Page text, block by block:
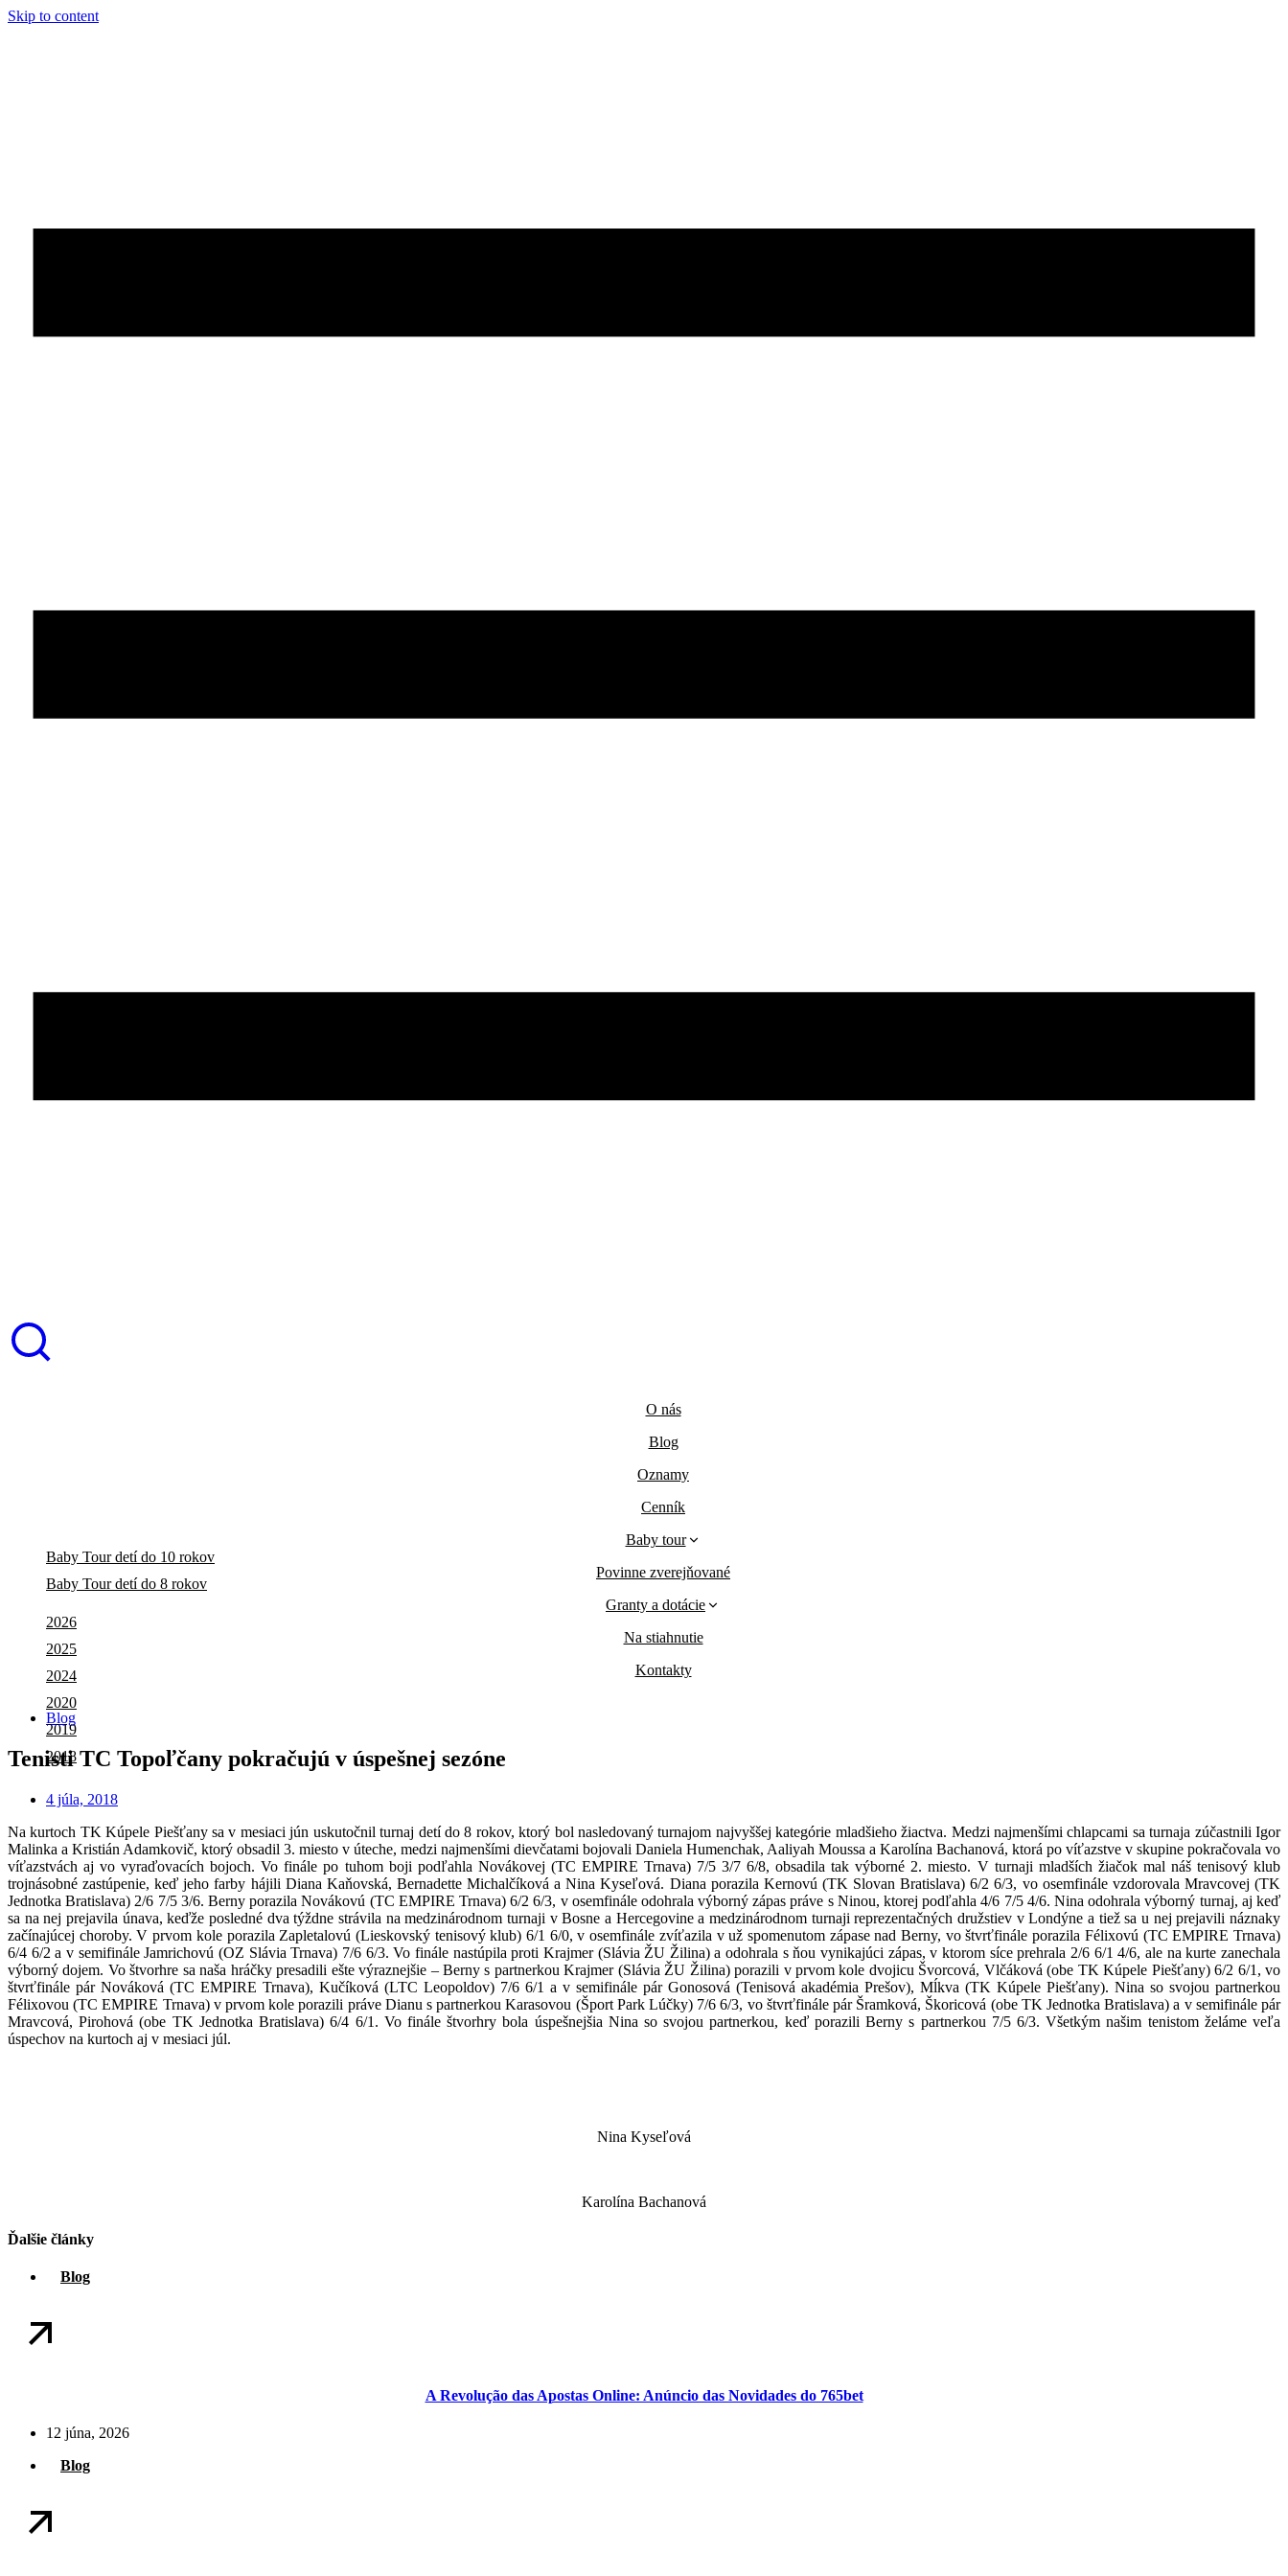
Skip to content
O nás
Blog
Oznamy
Cenník
Baby tour
Baby Tour detí do 10 rokov
Baby Tour detí do 8 rokov
Povinne zverejňované
Granty a dotácie
2026
2025
2024
2020
2019
2018
Na stiahnutie
Kontakty
Blog
Tenisti TC Topoľčany pokračujú v úspešnej sezóne
4 júla, 2018
Na kurtoch TK Kúpele Piešťany sa v mesiaci jún uskutočnil turnaj detí do 8 rokov, ktorý bol nasledovaný turnajom najvyššej kategórie mladšieho žiactva. Medzi najmenšími chlapcami sa turnaja zúčastnili Igor
Malinka a Kristián Adamkovič, ktorý obsadil 3. miesto v úteche, medzi najmenšími dievčatami bojovali Daniela Humenchak, Aaliyah Moussa a Karolína Bachanová, ktorá po víťazstve v skupine pokračovala vo
víťazstvách aj vo vyraďovacích bojoch. Vo finále po tuhom boji podľahla Novákovej (TC EMPIRE Trnava) 7/5 3/7 6/8, obsadila tak výborné 2. miesto. V turnaji mladších žiačok mal náš tenisový klub
trojnásobné zastúpenie, keď jeho farby hájili Diana Kaňovská, Bernadette Michalčíková a Nina Kyseľová. Diana porazila Kernovú (TK Slovan Bratislava) 6/2 6/3, vo osemfinále vzdorovala Mravcovej (TK
Jednotka Bratislava) 2/6 7/5 3/6. Berny porazila Novákovú (TC EMPIRE Trnava) 6/2 6/3, v osemfinále odohrala výborný zápas práve s Ninou, ktorej podľahla 4/6 7/5 4/6. Nina odohrala výborný turnaj, aj keď
sa na nej prejavila únava, keďže posledné dva týždne strávila na medzinárodnom turnaji v Bosne a Hercegovine a medzinárodnom turnaji reprezentačných družstiev v Londýne a tiež sa u nej prejavili náznaky
začínajúcej choroby. V prvom kole porazila Zapletalovú (Lieskovský tenisový klub) 6/1 6/0, v osemfinále zvíťazila v už spomenutom zápase nad Berny, vo štvrťfinále porazila Félixovú (TC EMPIRE Trnava)
6/4 6/2 a v semifinále Jamrichovú (OZ Slávia Trnava) 7/6 6/3. Vo finále nastúpila proti Krajmer (Slávia ŽU Žilina) a odohrala s ňou vynikajúci zápas, v ktorom síce prehrala 2/6 6/1 4/6, ale na kurte zanechala
výborný dojem. Vo štvorhre sa naša hráčky presadili ešte výraznejšie – Berny s partnerkou Krajmer (Slávia ŽU Žilina) porazili v prvom kole dvojicu Švorcová, Vlčáková (obe TK Kúpele Piešťany) 6/2 6/1, vo
štvrťfinále pár Nováková (TC EMPIRE Trnava), Kučíková (LTC Leopoldov) 7/6 6/1 a v semifinále pár Gonosová (Tenisová akadémia Prešov), Mĺkva (TK Kúpele Piešťany). Nina so svojou partnerkou
Félixovou (TC EMPIRE Trnava) v prvom kole porazili práve Dianu s partnerkou Karasovou (Šport Park Lúčky) 7/6 6/3, vo štvrťfinále pár Šramková, Škoricová (obe TK Jednotka Bratislava) a v semifinále pár
Mravcová, Pirohová (obe TK Jednotka Bratislava) 6/4 6/1. Vo finále štvorhry bola úspešnejšia Nina so svojou partnerkou, keď porazili Berny s partnerkou 7/5 6/3. Všetkým našim tenistom želáme veľa
úspechov na kurtoch aj v mesiaci júl.
Nina Kyseľová
Karolína Bachanová
Ďalšie články
Blog
A Revolução das Apostas Online: Anúncio das Novidades do 765bet
12 júna, 2026
Blog